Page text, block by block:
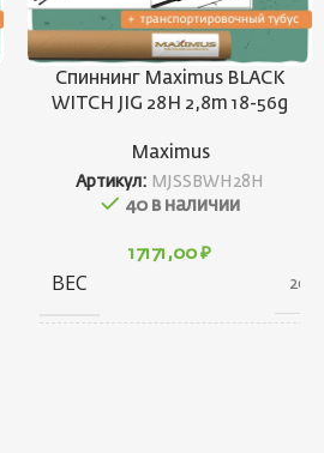
г
Спиннинг Maximus BLACK
WITCH JIG 28H 2,8m 18-56g
Maximus
Артикул: MJSSBWH28H
40 в наличии
17171,00₽
ВЕС 200